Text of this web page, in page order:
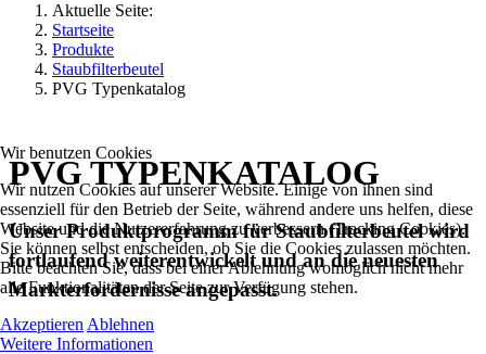
Aktuelle Seite:
Startseite
Produkte
Staubfilterbeutel
PVG Typenkatalog
PVG TYPENKATALOG
Unser Produktprogramm für Staubfilterbeutel wird
fortlaufend weiterentwickelt und an die neuesten
Markterfordernisse angepasst.
Wir benutzen Cookies
Wir nutzen Cookies auf unserer Website. Einige von ihnen sind
essenziell für den Betrieb der Seite, während andere uns helfen, diese
Website und die Nutzererfahrung zu verbessern (Tracking Cookies).
Sie können selbst entscheiden, ob Sie die Cookies zulassen möchten.
Bitte beachten Sie, dass bei einer Ablehnung womöglich nicht mehr
alle Funktionalitäten der Seite zur Verfügung stehen.
Akzeptieren Ablehnen
Weitere Informationen